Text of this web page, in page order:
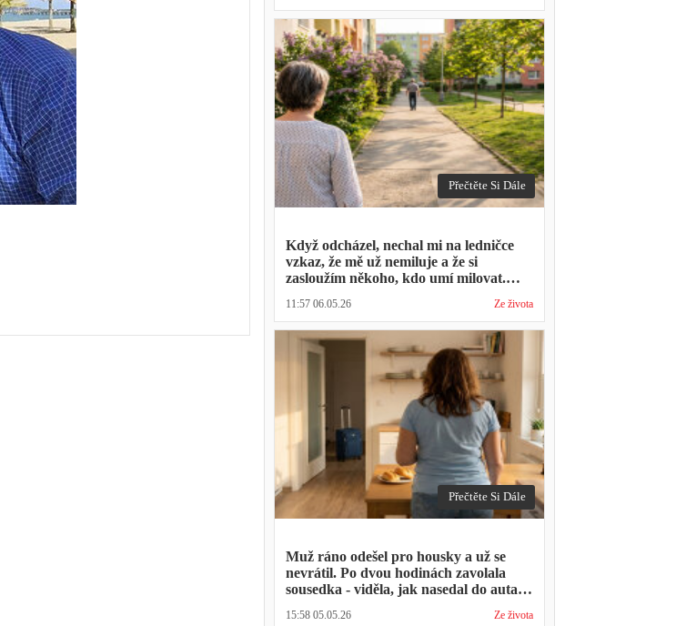
Přečtěte Si Dále
Když odcházel, nechal mi na ledničce
vzkaz, že mě už nemiluje a že si
zasloužím někoho, kdo umí milovat.
mohl přijít na nedělní oběd, protože ta
druhá ho vyhodila a nemá kde strávit
svátky
11:57 06.05.26 Ze života
Přečtěte Si Dále
Muž ráno odešel pro housky a už se
nevrátil. Po dvou hodinách zavolala
sousedka - viděla, jak nasedal do auta s
týden pomáhala balit na služební cestu
15:58 05.05.26 Ze života